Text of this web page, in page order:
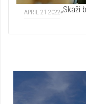
APRIL 21 2022„Skaži